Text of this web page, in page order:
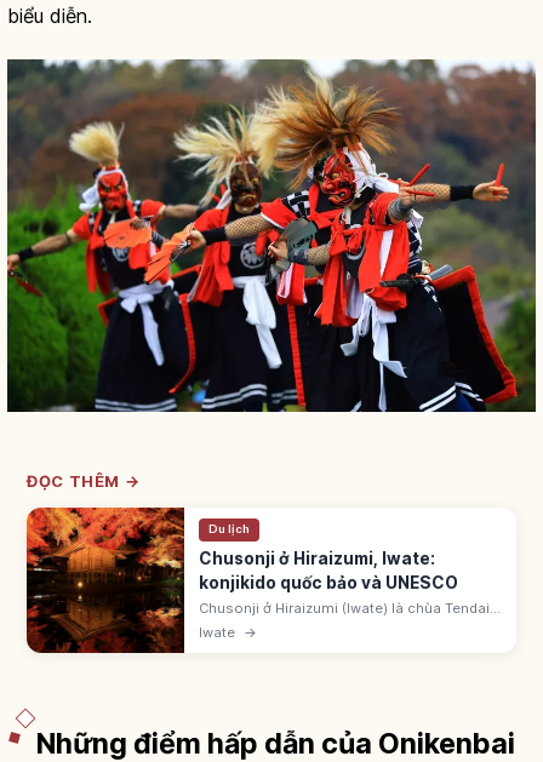
biểu diễn.
ĐỌC THÊM →
Du lịch
Chusonji ở Hiraizumi, Iwate:
konjikido quốc bảo và UNESCO
Chusonji ở Hiraizumi (Iwate) là chùa Tendai
do Ennin khai sơn năm 850. Fujiwara no
Iwate →
Những điểm hấp dẫn của Onikenbai